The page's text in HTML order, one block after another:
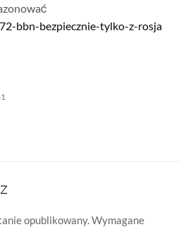
bbn-bezpiecznie-tylko-z-rosja
opublikowany.Wymagane